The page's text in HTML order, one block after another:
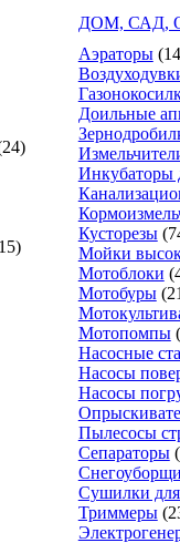
ДОМ, САД,
Аэраторы
Доильные
Инкубаторы
Кусторезы
Мойки
Мотоблоки
Мотобуры
Мотопомпы
Насосные
Насосы
Насосы
Пылесосы
Сепараторы
Сушилки
Триммеры